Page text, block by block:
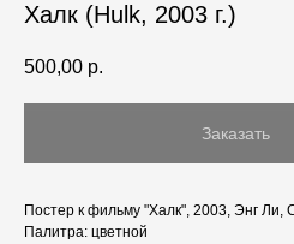
Халк (Hulk, 2003 г.)
500,00 р.
Заказать
Постер к фильму "Халк", 2003, Энг
Палитра: цветной